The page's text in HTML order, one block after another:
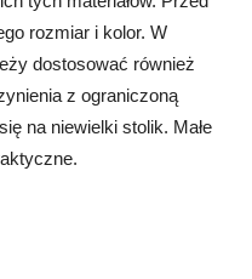
rozmiar i kolor. W
dostosować również
z ograniczoną
na niewielki stolik. Małe